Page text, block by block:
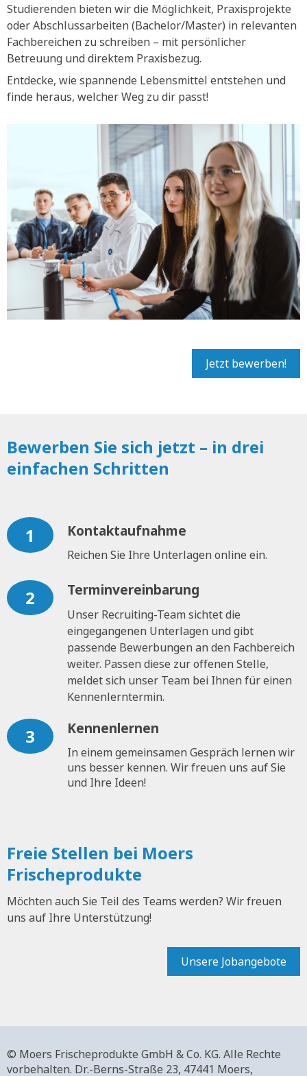
Studierenden bieten wir die Möglichkeit, Praxisprojekte
oder Abschlussarbeiten (Bachelor/Master) in relevanten
Fachbereichen zu schreiben – mit persönlicher
Betreuung und direktem Praxisbezug.
Entdecke, wie spannende Lebensmittel entstehen und
finde heraus, welcher Weg zu dir passt!
Jetzt bewerben!
Bewerben Sie sich jetzt – in drei
einfachen Schritten
1 Kontaktaufnahme
Reichen Sie Ihre Unterlagen online ein.
2 Terminvereinbarung
Unser Recruiting-Team sichtet die
eingegangenen Unterlagen und gibt
passende Bewerbungen an den Fachbereich
weiter. Passen diese zur offenen Stelle,
meldet sich unser Team bei Ihnen für einen
Kennenlerntermin.
3 Kennenlernen
In einem gemeinsamen Gespräch lernen wir
uns besser kennen. Wir freuen uns auf Sie
und Ihre Ideen!
Freie Stellen bei Moers
Frischeprodukte
Möchten auch Sie Teil des Teams werden? Wir freuen
uns auf Ihre Unterstützung!
Unsere Jobangebote
© Moers Frischeprodukte GmbH & Co. KG. Alle Rechte
vorbehalten. Dr.-Berns-Straße 23, 47441 Moers,